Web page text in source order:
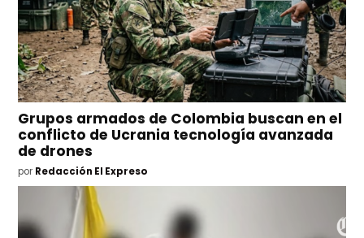
Grupos armados de Colombia buscan en el
conflicto de Ucrania tecnología avanzada
de drones
por Redacción El Expreso